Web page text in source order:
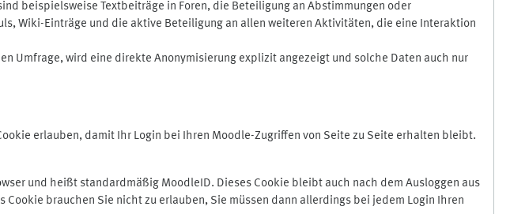
beispielsweise Textbeiträge in Foren, die Beteiligung an Abstimmungen oder
Wiki-Einträge und die aktive Beteiligung an allen weiteren Aktivitäten, die eine Interaktion
Umfrage, wird eine direkte Anonymisierung explizit angezeigt und solche Daten auch nur
erlauben, damit Ihr Login bei Ihren Moodle-Zugriffen von Seite zu Seite erhalten bleibt.
und heißt standardmäßig MoodleID. Dieses Cookie bleibt auch nach dem Ausloggen aus
brauchen Sie nicht zu erlauben, Sie müssen dann allerdings bei jedem Login Ihren